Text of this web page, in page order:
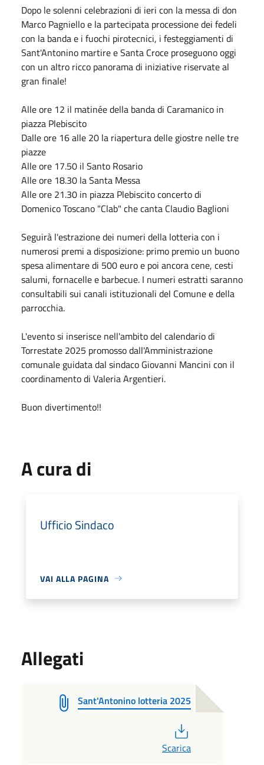
Dopo le solenni celebrazioni di ieri con la messa di don
Marco Pagniello e la partecipata processione dei fedeli
con la banda e i fuochi pirotecnici, i festeggiamenti di
Sant'Antonino martire e Santa Croce proseguono oggi
con un altro ricco panorama di iniziative riservate al
gran finale!
Alle ore 12 il matinée della banda di Caramanico in
piazza Plebiscito
Dalle ore 16 alle 20 la riapertura delle giostre nelle tre
piazze
Alle ore 17.50 il Santo Rosario
Alle ore 18.30 la Santa Messa
Alle ore 21.30 in piazza Plebiscito concerto di
Domenico Toscano "Clab" che canta Claudio Baglioni
Seguirà l'estrazione dei numeri della lotteria con i
numerosi premi a disposizione: primo premio un buono
spesa alimentare di 500 euro e poi ancora cene, cesti
salumi, fornacelle e barbecue. I numeri estratti saranno
consultabili sui canali istituzionali del Comune e della
parrocchia.
L'evento si inserisce nell'ambito del calendario di
Torrestate 2025 promosso dall'Amministrazione
comunale guidata dal sindaco Giovanni Mancini con il
coordinamento di Valeria Argentieri.
Buon divertimento!!
A cura di
Ufficio Sindaco
VAI ALLA PAGINA
Allegati
Sant'Antonino lotteria 2025
Scarica